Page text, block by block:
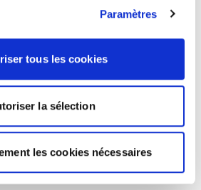
Paramètres
tous les cookies
la sélection
les cookies nécessaires